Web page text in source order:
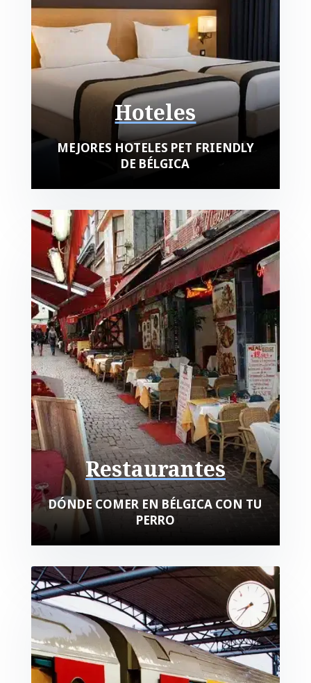
Hoteles
MEJORES HOTELES PET FRIENDLY
DE BÉLGICA
Restaurantes
DÓNDE COMER EN BÉLGICA CON TU
PERRO